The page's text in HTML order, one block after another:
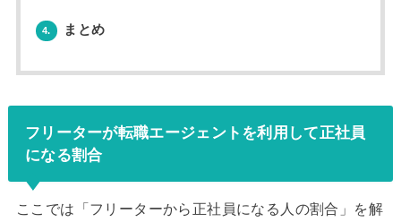
4. まとめ
フリーターが転職エージェントを利用して正社員
になる割合
ここでは「フリーターから正社員になる人の割合」を解